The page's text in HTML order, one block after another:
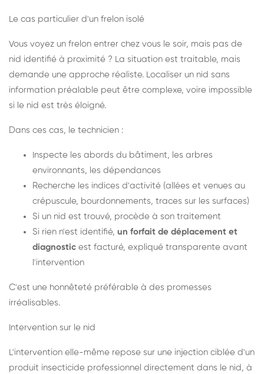
Le cas particulier d'un frelon isolé
Vous voyez un frelon entrer chez vous le soir, mais pas de
nid identifié à proximité ? La situation est traitable, mais
demande une approche réaliste. Localiser un nid sans
information préalable peut être complexe, voire impossible
si le nid est très éloigné.
Dans ces cas, le technicien :
Inspecte les abords du bâtiment, les arbres
environnants, les dépendances
Recherche les indices d'activité (allées et venues au
crépuscule, bourdonnements, traces sur les surfaces)
Si un nid est trouvé, procède à son traitement
Si rien n'est identifié, un forfait de déplacement et
diagnostic est facturé, expliqué transparente avant
l'intervention
C'est une honnêteté préférable à des promesses
irréalisables.
Intervention sur le nid
L'intervention elle-même repose sur une injection ciblée d'un
produit insecticide professionnel directement dans le nid, à